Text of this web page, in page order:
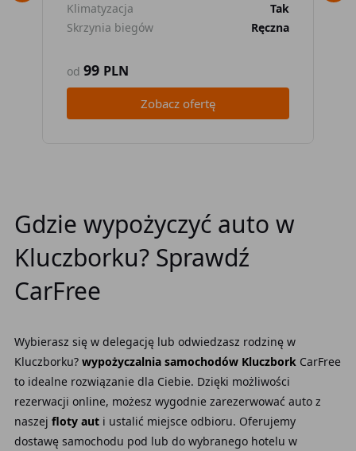
Klimatyzacja
Tak
Skrzynia biegów
Ręczna
od 99 PLN
Zobacz ofertę
Gdzie wypożyczyć auto w
Kluczborku? Sprawdź
CarFree
Wybierasz się w delegację lub odwiedzasz rodzinę w
Kluczborku? wypożyczalnia samochodów KluczborkCarFree
to idealne rozwiązanie dla Ciebie. Dzięki możliwości
rezerwacji online, możesz wygodnie zarezerwować auto z
naszej floty auti ustalić miejsce odbioru. Oferujemy
dostawę samochodu pod lub do wybranego hotelu w